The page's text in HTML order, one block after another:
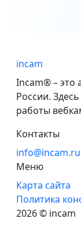
incam
Incam® – это
России.
работы
Контакты
info@incam.ru
Меню
Карта сайта
Политика
2026 © incam